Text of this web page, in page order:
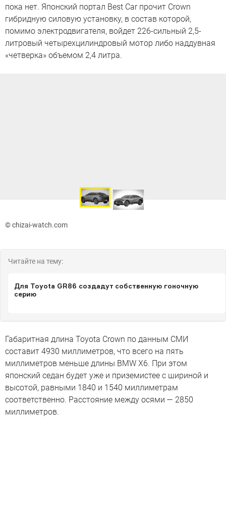
пока нет. Японский портал Best Car прочит Crown
гибридную силовую установку, в состав которой,
помимо электродвигателя, войдет 226-сильный 2,5-
литровый четырехцилиндровый мотор либо наддувная
«четверка» объемом 2,4 литра.
© chizai-watch.com
Читайте на тему:
Для Toyota GR86 создадут собственную гоночную
серию
Габаритная длина Toyota Crown по данным СМИ
составит 4930 миллиметров, что всего на пять
миллиметров меньше длины BMW X6. При этом
японский седан будет уже и приземистее с шириной и
высотой, равными 1840 и 1540 миллиметрам
соответственно. Расстояние между осями — 2850
миллиметров.